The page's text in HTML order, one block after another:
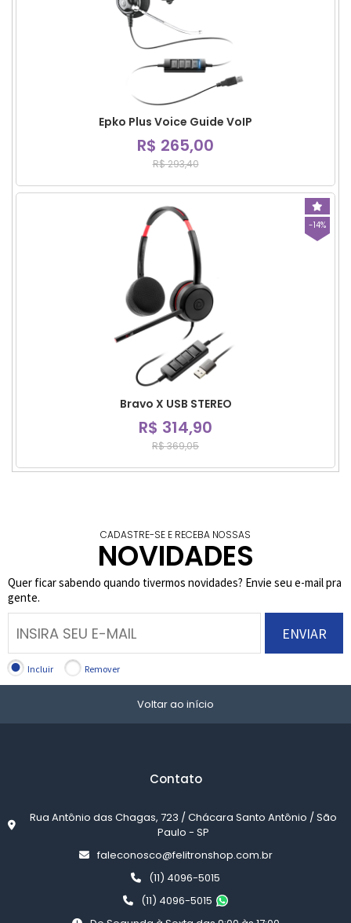
Epko Plus Voice Guide VoIP
R$ 265,00
R$ 293,40
-14%
Bravo X USB STEREO
R$ 314,90
R$ 369,05
CADASTRE-SE E RECEBA NOSSAS
NOVIDADES
Quer ficar sabendo quando tivermos novidades? Envie seu e-mail pra
gente.
ENVIAR
Incluir Remover
Voltar ao início
Contato
Rua Antônio das Chagas, 723 / Chácara Santo Antônio / São
Paulo - SP
faleconosco@felitronshop.com.br
(11) 4096-5015
(11) 4096-5015